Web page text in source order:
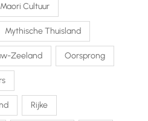
Maori Cultuur
Mythische Thuisland
Zeeland Oorsprong
Rijke